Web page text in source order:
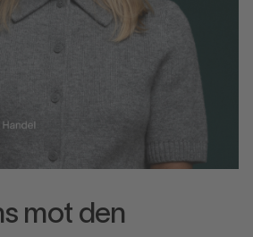
mot den